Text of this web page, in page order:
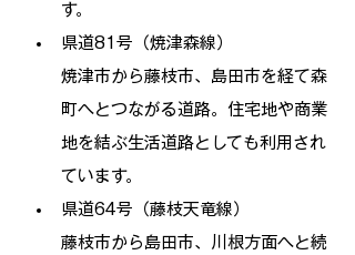
す。
県道81号（焼津森線）
焼津市から藤枝市、島田市を経て森
町へとつながる道路。住宅地や商業
地を結ぶ生活道路としても利用され
ています。
県道64号（藤枝天竜線）
藤枝市から島田市、川根方面へと続